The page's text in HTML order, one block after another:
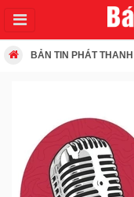
BẢN TIN PHÁT THANH